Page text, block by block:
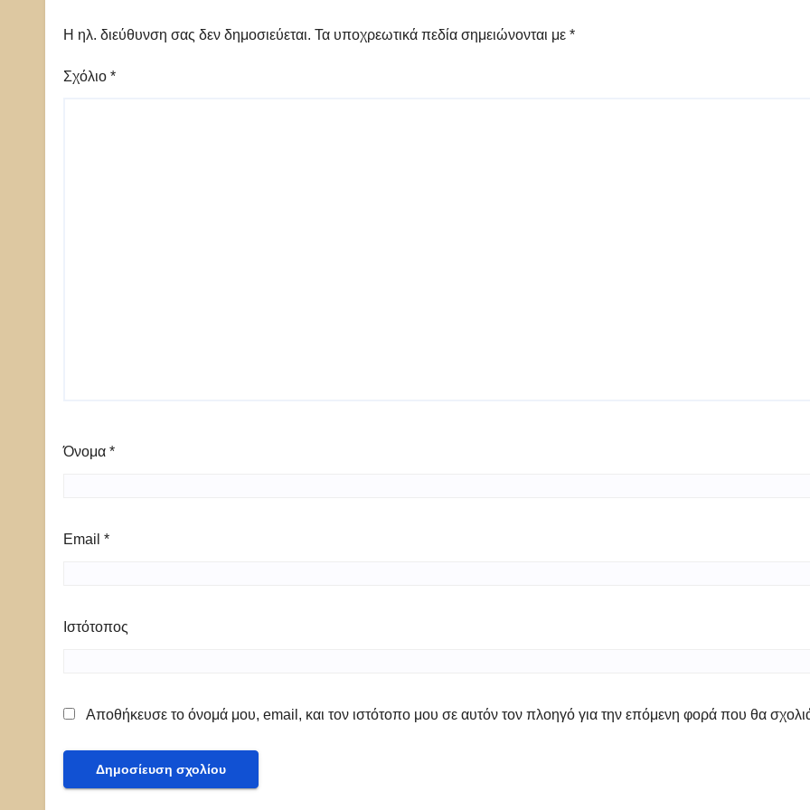
Η ηλ. διεύθυνση σας δεν δημοσιεύεται. Τα υποχρεωτικά πεδία σημειώνονται με *
Σχόλιο *
Όνομα *
Email *
Ιστότοπος
Αποθήκευσε το όνομά μου, email, και τον ιστότοπο μου σε αυτόν τον πλοηγό για την επόμενη φορά που θα